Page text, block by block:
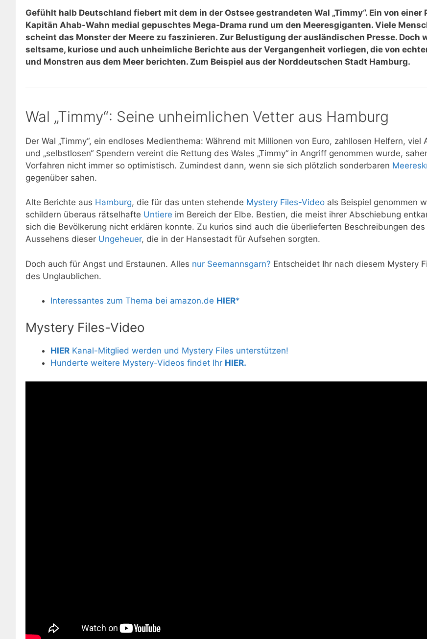
Gefühlt halb Deutschland fiebert mit dem in der Ostsee gestrandeten Wal „Timmy“. Ein von einer
Kapitän Ahab-Wahn medial gepuschtes Mega-Drama rund um den Meeresgiganten. Viele
scheint das Monster der Meere zu faszinieren. Zur Belustigung der ausländischen Presse. Doch
seltsame, kuriose und auch unheimliche Berichte aus der Vergangenheit vorliegen, die von
und Monstren aus dem Meer berichten. Zum Beispiel aus der Norddeutschen Stadt Hamburg.
Wal „Timmy“: Seine unheimlichen Vetter aus Hamburg
Der Wal „Timmy“, ein endloses Medienthema: Während mit Millionen von Euro, zahllosen Helfern, viel
und „selbstlosen“ Spendern vereint die Rettung des Wales „Timmy“ in Angriff genommen wurde,
Vorfahren nicht immer so optimistisch. Zumindest dann, wenn sie sich plötzlich sonderbaren
gegenüber sahen.
Alte Berichte aus Hamburg, die für das unten stehende Mystery Files-Video als Beispiel genommen
schildern überaus rätselhafte Untiere im Bereich der Elbe. Bestien, die meist ihrer Abschiebung
sich die Bevölkerung nicht erklären konnte. Zu kurios sind auch die überlieferten Beschreibungen des
Aussehens dieser Ungeheuer, die in der Hansestadt für Aufsehen sorgten.
Doch auch für Angst und Erstaunen. Alles nur Seemannsgarn? Entscheidet Ihr nach diesem Mystery
des Unglaublichen.
Interessantes zum Thema bei amazon.de HIER*
Mystery Files-Video
HIER Kanal-Mitglied werden und Mystery Files unterstützen!
Hunderte weitere Mystery-Videos findet Ihr HIER.